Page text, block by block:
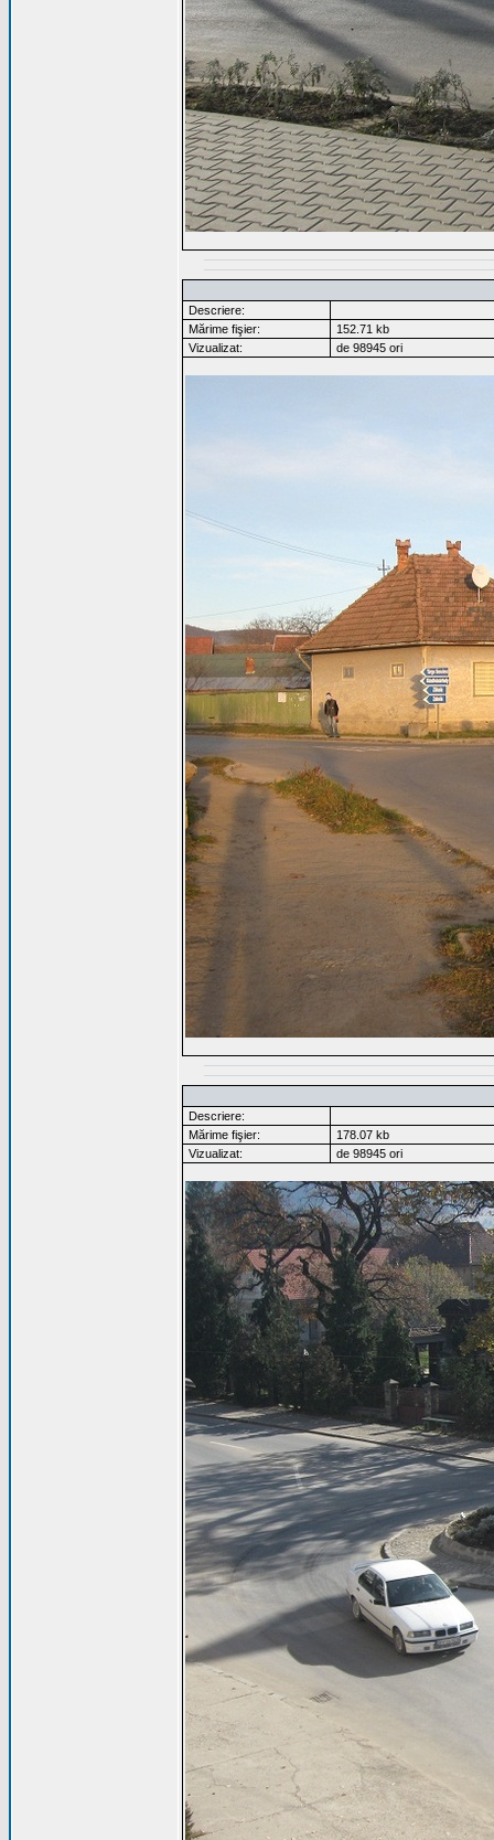
Descriere:
Mărime fişier:
152.71 kb
Vizualizat:
de 98945 ori
Descriere:
Mărime fişier:
178.07 kb
Vizualizat:
de 98945 ori